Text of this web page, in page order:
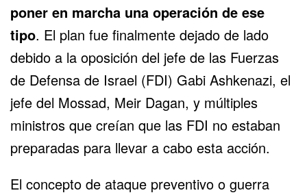
poner en marcha una operación de ese
tipo. El plan fue finalmente dejado de lado
debido a la oposición del jefe de las Fuerzas
de Defensa de Israel (FDI) Gabi Ashkenazi, el
jefe del Mossad, Meir Dagan, y múltiples
ministros que creían que las FDI no estaban
preparadas para llevar a cabo esta acción.
El concepto de ataque preventivo o guerra